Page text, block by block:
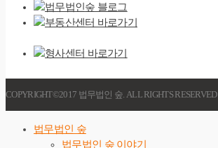
COPYRIGHT©2017 법무법인 숲. ALL RIGHTS RESERVED
법무법인 숲
법무법인 숲 이야기